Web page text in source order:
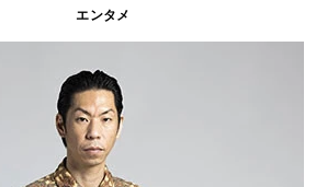
エンタメ